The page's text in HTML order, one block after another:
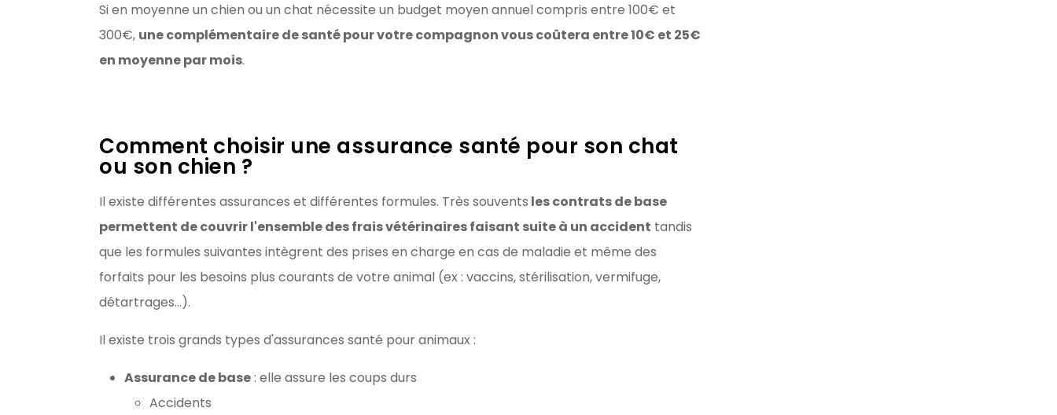
Si en moyenne un chien ou un chat nécessite un budget moyen annuel compris entre 100€ et
300€, une complémentaire de santé pour votre compagnon vous coûtera entre 10€ et 25€
en moyenne par mois.
Comment choisir une assurance santé pour son chat
ou son chien ?
Il existe différentes assurances et différentes formules. Très souvents les contrats de base
permettent de couvrir l'ensemble des frais vétérinaires faisant suite à un accident tandis
que les formules suivantes intègrent des prises en charge en cas de maladie et même des
forfaits pour les besoins plus courants de votre animal (ex : vaccins, stérilisation, vermifuge,
détartrages...).
Il existe trois grands types d'assurances santé pour animaux :
Assurance de base: elle assure les coups durs
Accidents